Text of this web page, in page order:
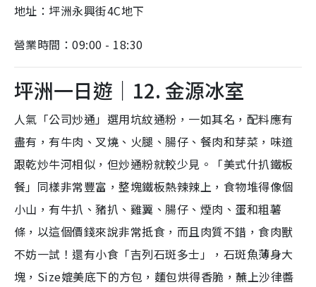
地址：坪洲永興街4C地下
營業時間：09:00 - 18:30
坪洲一日遊｜12. 金源冰室
人氣「公司炒通」選用坑紋通粉，一如其名，配料應有
盡有，有牛肉、叉燒、火腿、腸仔、餐肉和芽菜，味道
跟乾炒牛河相似，但炒通粉就較少見。「美式什扒鐵板
餐」同樣非常豐富，整塊鐵板熱辣辣上，食物堆得像個
小山，有牛扒、豬扒、雞翼、腸仔、煙肉、蛋和粗薯
條，以這個價錢來說非常抵食，而且肉質不錯，食肉獸
不妨一試！還有小食「吉列石斑多士」，石斑魚薄身大
塊，Size媲美底下的方包，麵包烘得香脆，蘸上沙律醬